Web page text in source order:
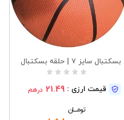
بسکتبال سایز ۷ | حلقه بسکتبال
قیمت ارزی : 21.49 درهم
تومــــــان